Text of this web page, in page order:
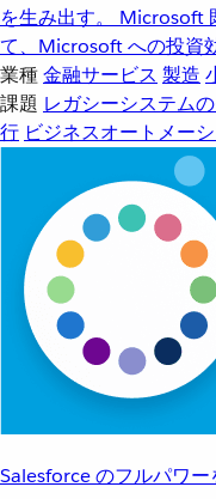
を生み出す。
Microsoft
て、Microsoft への投資
業種金融サービス 製造
課題 レガシーシステム
行 ビジネスオートメー
Salesforce のフルパワ